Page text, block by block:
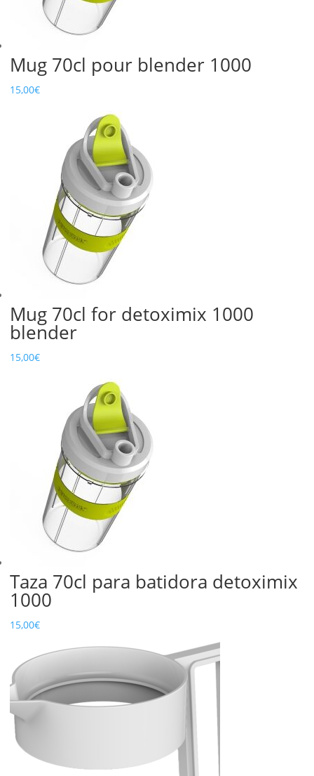
Mug 70cl pour blender 1000
15,00€
Mug 70cl for detoximix 1000
blender
15,00€
Taza 70cl para batidora detoximix
1000
15,00€